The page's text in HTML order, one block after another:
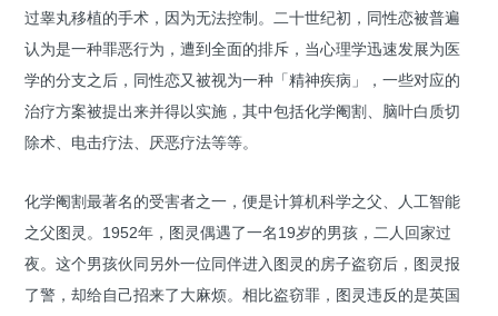
过睾丸移植的手术，因为无法控制。二十世纪初，同性恋被普遍
认为是一种罪恶行为，遭到全面的排斥，当心理学迅速发展为医
学的分支之后，同性恋又被视为一种「精神疾病」，一些对应的
治疗方案被提出来并得以实施，其中包括化学阉割、脑叶白质切
除术、电击疗法、厌恶疗法等等。
化学阉割最著名的受害者之一，便是计算机科学之父、人工智能
之父图灵。1952年，图灵偶遇了一名19岁的男孩，二人回家过
夜。这个男孩伙同另外一位同伴进入图灵的房子盗窃后，图灵报
了警，却给自己招来了大麻烦。相比盗窃罪，图灵违反的是英国